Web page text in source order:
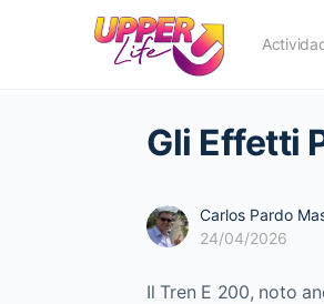
Gli Effetti
Carlos Pardo
24/04/2026
Il Tren E 200, noto